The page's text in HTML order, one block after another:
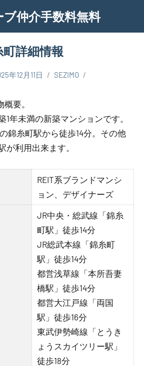
仲介手数料無料
詳細情報
年12月11日 SEZIMO
要。
1年未満の新築マンションです。
錦糸町駅から徒歩14分。その他
が利用出来ます。
REIT系ブランドマンシ
ョン、デザイナーズ
JR中央・総武線「錦糸
町駅」徒歩14分
JR総武本線「錦糸町
駅」徒歩14分
都営浅草線「本所吾妻
橋駅」徒歩14分
都営大江戸線「両国
駅」徒歩16分
東武伊勢崎線「とうき
ょうスカイツリー駅」
徒歩18分